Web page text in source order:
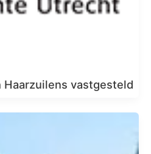
Haarzuilens vastgesteld